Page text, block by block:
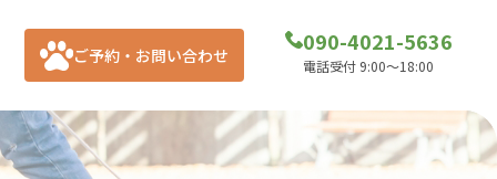
ご予約・お問い合わせ 090-4021-5636
電話受付 9:00～18:00